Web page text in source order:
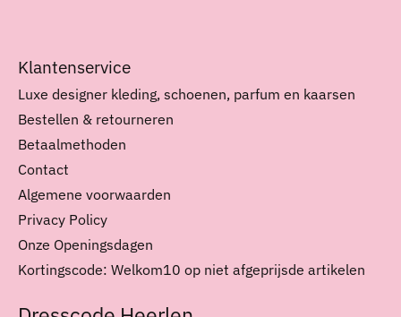
Klantenservice
Luxe designer kleding, schoenen, parfum en kaarsen
Bestellen & retourneren
Betaalmethoden
Contact
Algemene voorwaarden
Privacy Policy
Onze Openingsdagen
Kortingscode: Welkom10 op niet afgeprijsde artikelen